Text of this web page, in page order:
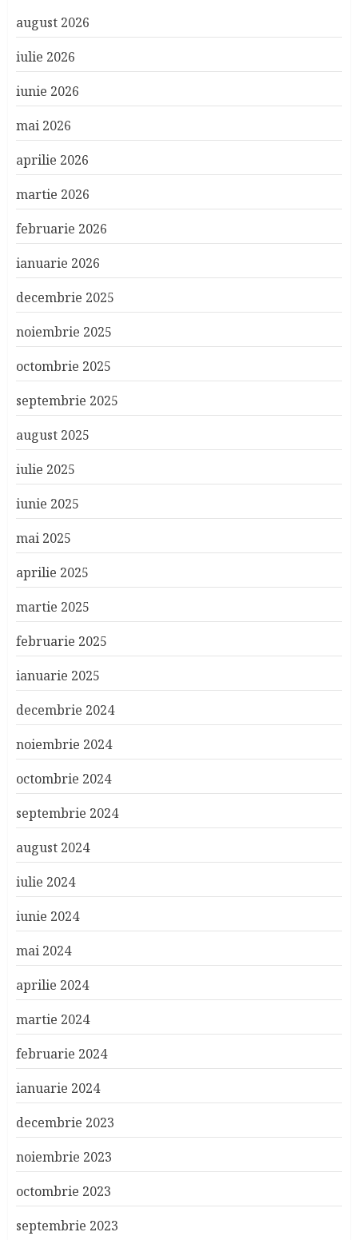
august 2026
iulie 2026
iunie 2026
mai 2026
aprilie 2026
martie 2026
februarie 2026
ianuarie 2026
decembrie 2025
noiembrie 2025
octombrie 2025
septembrie 2025
august 2025
iulie 2025
iunie 2025
mai 2025
aprilie 2025
martie 2025
februarie 2025
ianuarie 2025
decembrie 2024
noiembrie 2024
octombrie 2024
septembrie 2024
august 2024
iulie 2024
iunie 2024
mai 2024
aprilie 2024
martie 2024
februarie 2024
ianuarie 2024
decembrie 2023
noiembrie 2023
octombrie 2023
septembrie 2023